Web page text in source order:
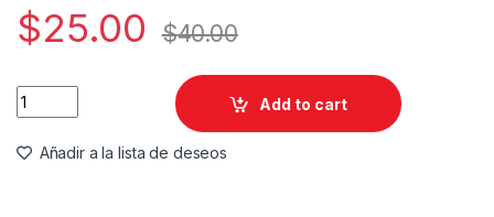
$25.00 $40.00
Foco LED Classic Line Luz Calida 9 W Luz Calida AKS quantity
Add to cart
Añadir a la lista de deseos